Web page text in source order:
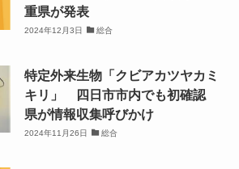
重県が発表
2024年12月3日 総合
特定外来生物「クビアカツヤカミ
キリ」 四日市市内でも初確認
県が情報収集呼びかけ
2024年11月26日 総合